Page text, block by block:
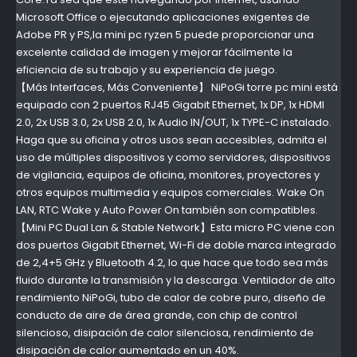
Microsoft Office o ejecutando aplicaciones exigentes de
Adobe PR y PS,la mini pc ryzen 5 puede proporcionar una
excelente calidad de imagen y mejorar fácilmente la
eficiencia de su trabajo y su experiencia de juego.
【Más Interfaces, Más Conveniente】 NiPoGi torre pc mini está
equipado con 2 puertos RJ45 Gigabit Ethernet, 1x DP, 1x HDMI
2.0, 2x USB 3.0, 2x USB 2.0, 1x Audio IN/OUT, 1x TYPE-C instalado.
Haga que su oficina y otros usos sean accesibles, admita el
uso de múltiples dispositivos y como servidores, dispositivos
de vigilancia, equipos de oficina, monitores, proyectores y
otros equipos multimedia y equipos comerciales. Wake On
LAN, RTC Wake y Auto Power On también son compatibles.
【Mini PC Dual Lan & Stable Network】Esta micro PC viene con
dos puertos Gigabit Ethernet, Wi-Fi de doble marca integrado
de 2,4+5 GHz y Bluetooth 4.2, lo que hace que todo sea más
fluido durante la transmisión y la descarga. Ventilador de alto
rendimiento NiPoGi, tubo de calor de cobre puro, diseño de
conducto de aire de área grande, con chip de control
silencioso, disipación de calor silenciosa, rendimiento de
disipación de calor aumentado en un 40%.